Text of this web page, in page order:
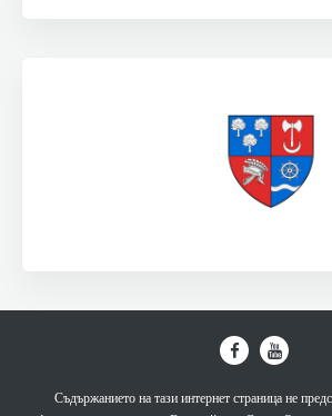
Съдържанието на тази интернет страница не